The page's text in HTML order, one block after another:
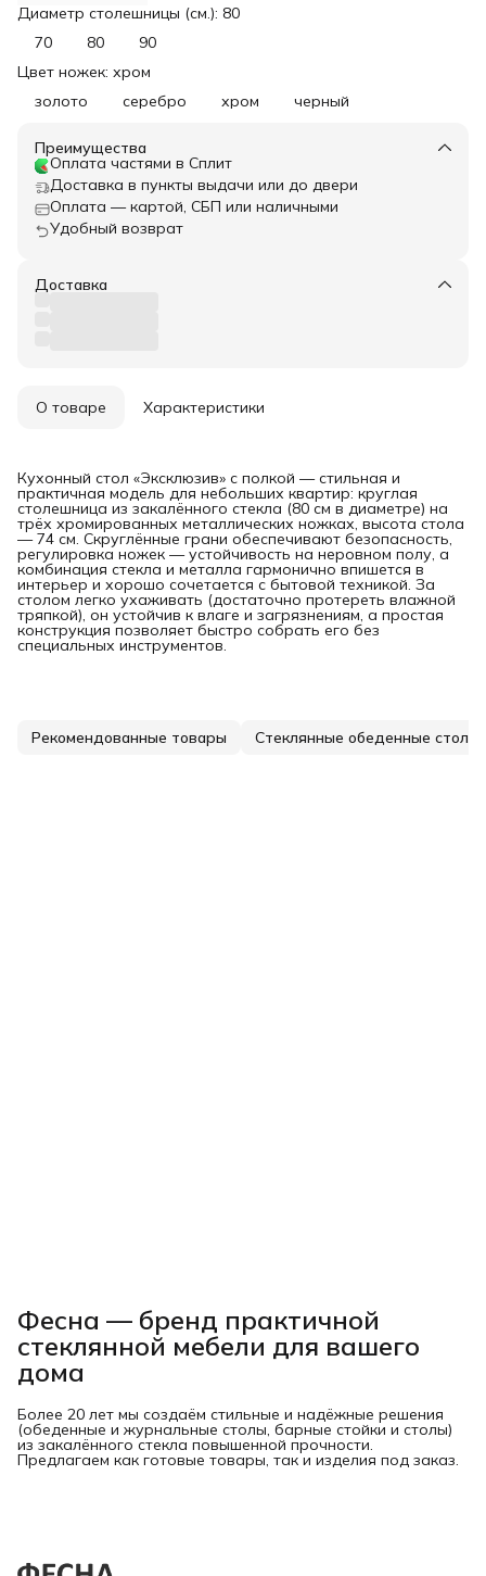
Диаметр столешницы (см.): 80
70
80
90
Цвет ножек: хром
золото
серебро хром черный
Преимущества
Оплата частями в Сплит
Доставка в пункты выдачи или до двери
Оплата — картой, СБП или наличными
Удобный возврат
Доставка
О товаре Характеристики
Кухонный стол «Эксклюзив» с полкой — стильная и
практичная модель для небольших квартир: круглая
столешница из закалённого стекла (80 см в диаметре) на
трёх хромированных металлических ножках, высота стола
— 74 см. Скруглённые грани обеспечивают безопасность,
регулировка ножек — устойчивость на неровном полу, а
комбинация стекла и металла гармонично впишется в
интерьер и хорошо сочетается с бытовой техникой. За
столом легко ухаживать (достаточно протереть влажной
тряпкой), он устойчив к влаге и загрязнениям, а простая
конструкция позволяет быстро собрать его без
специальных инструментов.
Рекомендованные товары Стеклянные обеденные столы
Фесна — бренд практичной
стеклянной мебели для вашего
дома
Более 20 лет мы создаём стильные и надёжные решения
(обеденные и журнальные столы, барные стойки и столы)
из закалённого стекла повышенной прочности.
Предлагаем как готовые товары, так и изделия под заказ.